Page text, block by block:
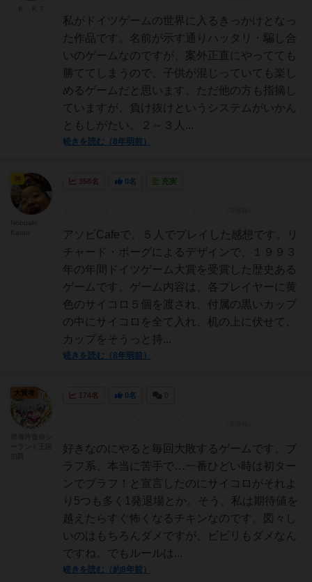
私がドイツゲームの世界に入るきっかけとなっ
た作品です。名前が示す通りハッタリ・騙し合
いのゲームなのですが、案外正直にやってても
勝ててしまうので、子供が混じっていても楽し
めるゲームだと思います。ただ他の方も指摘し
ていますが、負け抜けというシステムがいかん
ともしがたい。２～３人...
続きを読む（8年弱前）
358名 0名 充実
アソビCafeで、５人でプレイした感想です。リ
チャード・ボーグによるデザインで、１９９３
年の年間ドイツゲーム大賞を受賞した歴史ある
ゲームです。ゲーム内容は、各プレイヤーに黄
色のサイコロ５個を渡され、付属の黒いカップ
の中にサイコロを全て入れ、机の上に伏せて、
カップをそうっと持...
続きを読む（8年弱前）
神
174名 0名
好きなのにやると毎回大敗するゲームです。ブ
ラフ系、本当に苦手で…一番ひどい時は初ター
ンでブラフ！と宣言したのにサイコロがそれよ
り5つも多く1発退場とか。そう、私は期待値を
越えたらすぐ怖くなるチキンなのです。図々し
いのはもちろんダメですが、ビビリもダメなん
ですね。でもルールは...
続きを読む（約8年前）
大賢者